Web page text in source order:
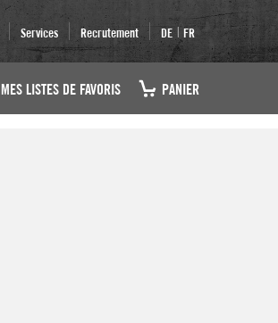
Services Recrutement DE | FR
MES LISTES DE FAVORIS PANIER